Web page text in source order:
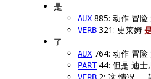
是
AUX 885: 动作 冒险
VERB 321: 史莱姆
了
AUX 764: 动作 冒
PART44: 但是 迪士